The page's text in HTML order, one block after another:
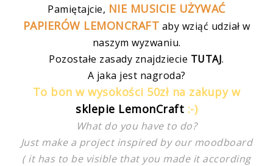
Pamiętajcie, NIE MUSICIE UŻYWAĆ
PAPIERÓW LEMONCRAFT aby wziąć udział w
naszym wyzwaniu.
Pozostałe zasady znajdziecie TUTAJ.
A jaka jest nagroda?
To bon w wysokości 50zł na zakupy w
sklepie LemonCraft :-)
What do you have to do?
Just make a project inspired by our moodboard
( it has to be visible that you made it according